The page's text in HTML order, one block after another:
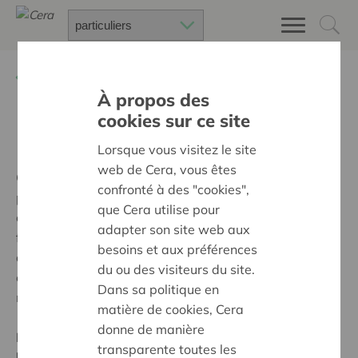
Linda Dejonckheer
Chez les Albos-Dejonckheer, on est coopé-rateurs de
père en fils. Ou plutôt de mère en mari et en fils ! Car
c’est Linda qui a entraîné les siens dans la grande
famille Cera, dont elle fait partie depuis son plus jeune
âge. Ses "trois hommes" - Alain, Jérôme et Vincent - lui
en sont reconnaissants. Ensemble, ils suivent de près
notre actualité et profitent de nombreux avantages !
Pour quelle raison peut-on toujours vous tirer du lit
À propos des
cookies sur ce site
Lorsque vous visitez le site
web de Cera, vous êtes
confronté à des "cookies",
que Cera utilise pour
adapter son site web aux
besoins et aux préférences
du ou des visiteurs du site.
Dans sa politique en
matière de cookies, Cera
donne de manière
transparente toutes les